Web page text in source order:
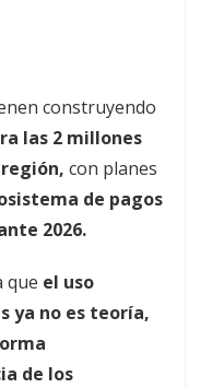
construyendo
las 2 millones
con planes
de pagos
2026.
que el uso
ya no es teoría,
de los